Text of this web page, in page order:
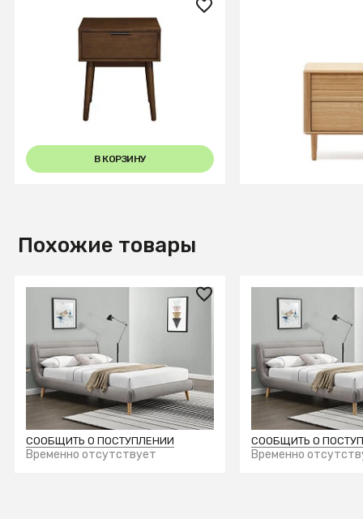
23 800 ₽
Тумба прикроватная Halmar
CASSINA (орех)
В КОРЗИНУ
Lenon Тумбочка
из шпона дуба
В
Похожие товары
60 740 ₽
Кровать Halmar ELANDA
(светло-серый) 160/200
СООБЩИТЬ О ПОСТУПЛЕНИИ
Временно отсутствует
56 970 ₽
Кровать Halmar
(светло-серый)
СООБЩИТЬ О
Временно